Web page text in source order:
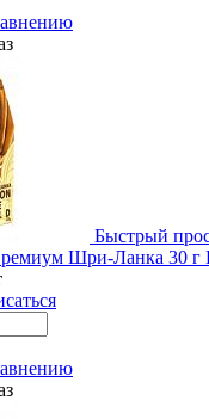
Быстрый
Шри-Ланка 30 г